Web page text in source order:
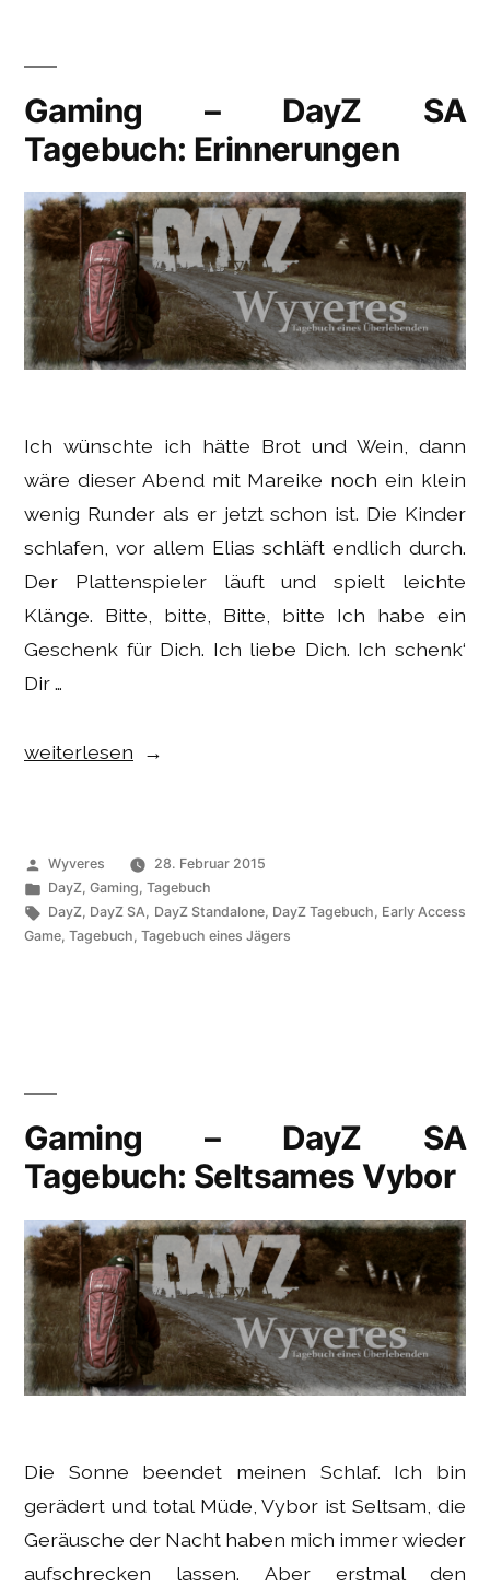
Gaming – DayZ SA
Tagebuch: Erinnerungen
Ich wünschte ich hätte Brot und Wein, dann
wäre dieser Abend mit Mareike noch ein klein
wenig Runder als er jetzt schon ist. Die Kinder
schlafen, vor allem Elias schläft endlich durch.
Der Plattenspieler läuft und spielt leichte
Klänge. Bitte, bitte, Bitte, bitte Ich habe ein
Geschenk für Dich. Ich liebe Dich. Ich schenk‘
Dir …
„Gaming
Tagebuch:
Erinnerungen“
weiterlesen
Veröffentlicht
von
Wyveres
28. Februar 2015
Veröffentlicht
unter
DayZ ,Gaming ,Tagebuch
Schlagwörter:
DayZ DayZ SA DayZ Standalone, DayZ Tagebuch Early Access
Game Tagebuch Tagebuch eines Jägers
Gaming – DayZ SA
Tagebuch: Seltsames Vybor
Die Sonne beendet meinen Schlaf. Ich bin
gerädert und total Müde, Vybor ist Seltsam, die
Geräusche der Nacht haben mich immer wieder
aufschrecken lassen. Aber erstmal den